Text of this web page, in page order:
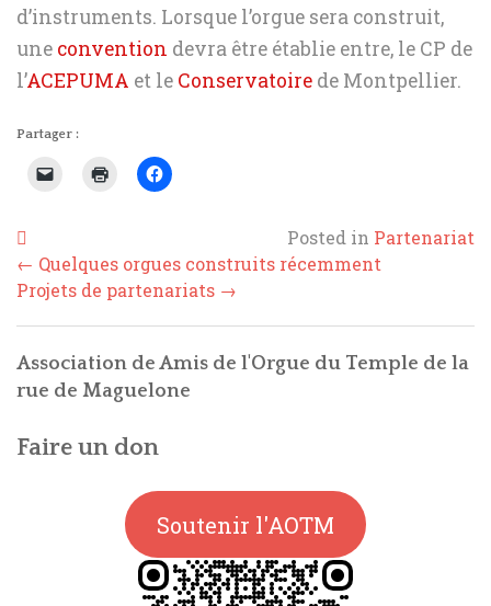
d’instruments. Lorsque l’orgue sera construit,
une convention devra être établie entre, le CP de
l’ACEPUMA et le Conservatoire de Montpellier.
Partager :
Posted in Partenariat
Post
navigation
← Quelques orgues construits récemment
Projets de partenariats →
Association de Amis de l'Orgue du Temple de la
rue de Maguelone
Faire un don
Soutenir l'AOTM